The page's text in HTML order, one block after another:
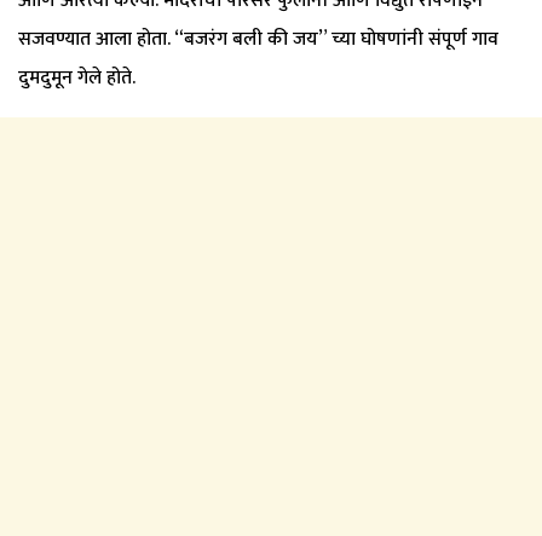
सजवण्यात आला होता. “बजरंग बली की जय” च्या घोषणांनी संपूर्ण गाव
दुमदुमून गेले होते.